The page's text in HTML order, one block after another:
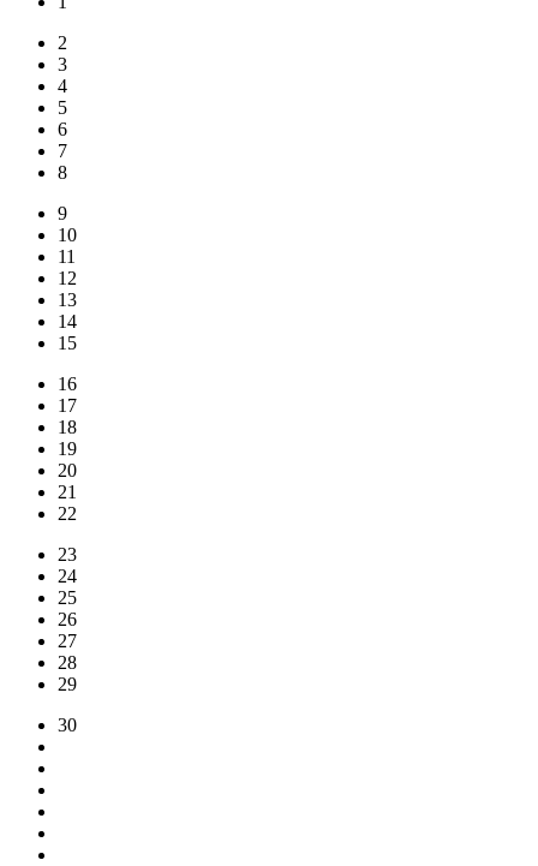
2
3
4
5
6
7
8
9
10
11
12
13
14
15
16
17
18
19
20
21
22
23
24
25
26
27
28
29
30